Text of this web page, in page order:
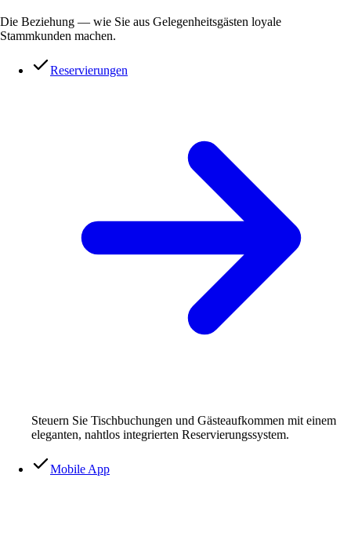
Die Beziehung — wie Sie aus Gelegenheitsgästen loyale
Stammkunden machen.
Reservierungen
Steuern Sie Tischbuchungen und Gästeaufkommen mit einem
eleganten, nahtlos integrierten Reservierungssystem.
Mobile App